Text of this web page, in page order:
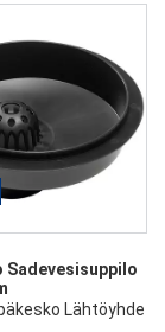
Sadevesisuppilo
Lähtöyhde